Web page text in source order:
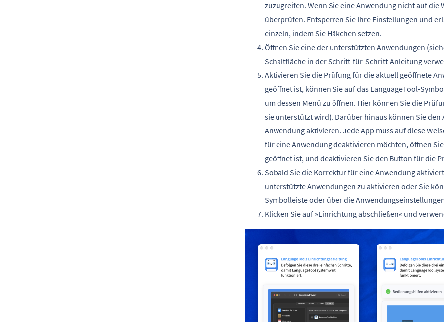
zuzugreifen. Wenn Sie eine Anwendung nicht auf
überprüfen. Entsperren Sie Ihre Einstellungen und
einzeln, indem Sie Häkchen setzen.
Öffnen Sie eine der unterstützten Anwendungen
Schaltfläche in der Schritt-für-Schritt-Anleitung
Aktivieren Sie die Prüfung für die aktuell geöffnete
geöffnet ist, können Sie auf das LanguageTool-
um dessen Menü zu öffnen. Hier können Sie die
sie unterstützt wird). Darüber hinaus können Sie
Anwendung aktivieren. Jede App muss auf diese
für eine Anwendung deaktivieren möchten, öffnen
geöffnet ist, und deaktivieren Sie den Button für die
Sobald Sie die Korrektur für eine Anwendung
unterstützte Anwendungen zu aktivieren oder Sie
Symbolleiste oder über die
Klicken Sie auf »Einrichtung abschließen« und